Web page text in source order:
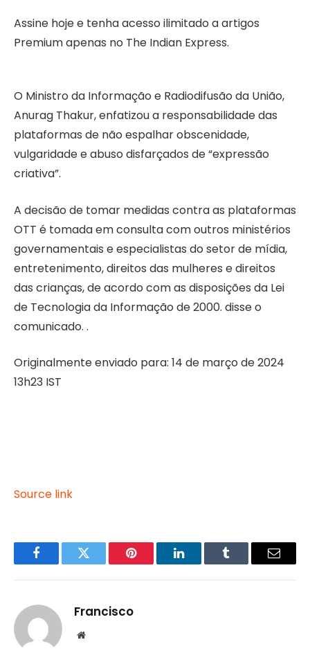
Assine hoje e tenha acesso ilimitado a artigos
Premium apenas no The Indian Express.
O Ministro da Informação e Radiodifusão da União,
Anurag Thakur, enfatizou a responsabilidade das
plataformas de não espalhar obscenidade,
vulgaridade e abuso disfarçados de “expressão
criativa”.
A decisão de tomar medidas contra as plataformas
OTT é tomada em consulta com outros ministérios
governamentais e especialistas do setor de mídia,
entretenimento, direitos das mulheres e direitos
das crianças, de acordo com as disposições da Lei
de Tecnologia da Informação de 2000. disse o
comunicado. .
Originalmente enviado para: 14 de março de 2024
13h23 IST
Source link
FacebookTwitter Pinterest LinkedInTumblr Email
Francisco
Website